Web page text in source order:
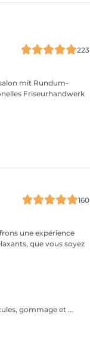
223
160
une expérience
que vous soyez
Bains des mains, soin des ongles et des cuticules, gommage et massage